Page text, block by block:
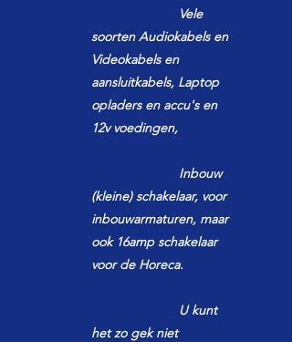
Vele
soorten Audiokabels en
Videokabels en
aansluitkabels, Laptop
opladers en accu's en
12v voedingen,
Inbouw
(kleine) schakelaar, voor
inbouwarmaturen, maar
ook 16amp schakelaar
voor de Horeca.
U kunt
het zo gek niet